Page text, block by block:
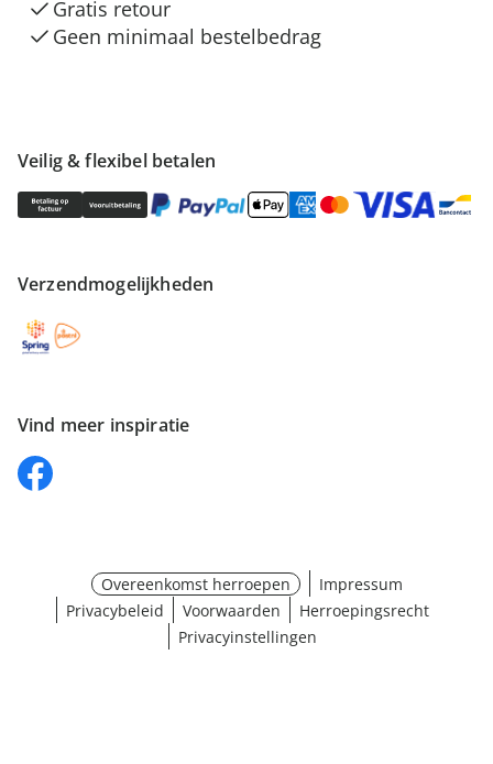
Veilig & flexibel betalen
Verzendmogelijkheden
Vind meer inspiratie
Gratis retour
Geen minimaal bestelbedrag
Overeenkomst herroepen
Impressum
Privacybeleid
Voorwaarden
Herroepingsrecht
Privacyinstellingen